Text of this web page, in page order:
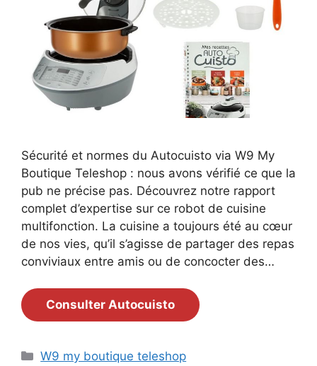
Sécurité et normes du Autocuisto via W9 My
Boutique Teleshop : nous avons vérifié ce que la
pub ne précise pas. Découvrez notre rapport
complet d’expertise sur ce robot de cuisine
multifonction. La cuisine a toujours été au cœur
de nos vies, qu’il s’agisse de partager des repas
conviviaux entre amis ou de concocter des…
Consulter Autocuisto
Catégories
W9 my boutique teleshop